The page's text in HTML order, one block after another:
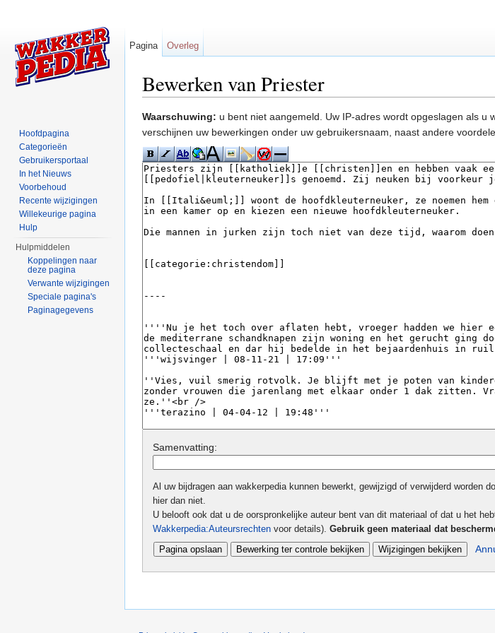
Bewerken van Priester
Waarschuwing: u bent niet aangemeld. Uw IP-adres wordt opgeslagen als u
verschijnen uw bewerkingen onder uw gebruikersnaam, naast andere
Samenvatting:
Al uw bijdragen aan wakkerpedia kunnen bewerkt, gewijzigd of verwijderd worden
hier dan niet.
U belooft ook dat u de oorspronkelijke auteur bent van dit materiaal of dat u het
Wakkerpedia:Auteursrechten voor details). Gebruik geen materiaal dat
Pagina Overleg
Hoofdpagina
Categorieën
Gebruikersportaal
In het Nieuws
Voorbehoud
Recente wijzigingen
Willekeurige pagina
Hulp
Hulpmiddelen
Koppelingen naar
deze pagina
Verwante wijzigingen
Speciale pagina's
Paginagegevens